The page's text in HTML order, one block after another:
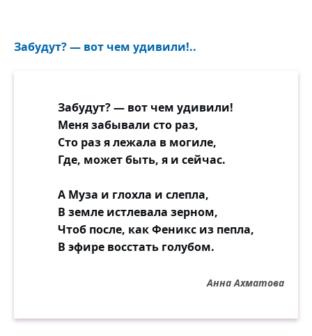
Забудут? — вот чем удивили!..
Забудут? — вот чем удивили!
Меня забывали сто раз,
Сто раз я лежала в могиле,
Где, может быть, я и сейчас.
А Муза и глохла и слепла,
В земле истлевала зерном,
Чтоб после, как Феникс из пепла,
В эфире восстать голубом.
Анна Ахматова